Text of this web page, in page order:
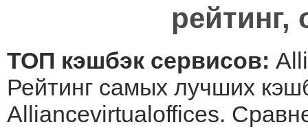
ТОП кэшбэк сервисов:
Рейтинг самых лучших
Alliancevirtualoffices.